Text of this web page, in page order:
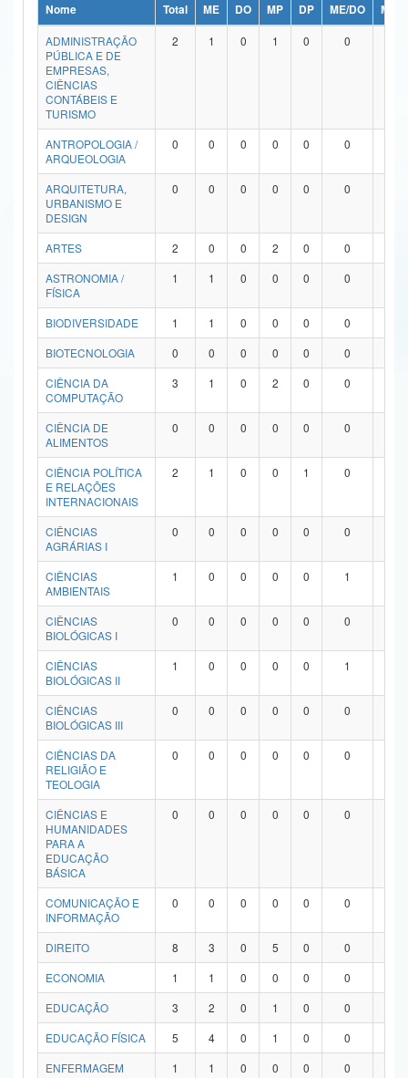
Ministério da Ciência, Tecnologia, Inovações e Comunicações
Ministério do Meio Ambiente
Ministério do Turismo
Ministério do Desenvolvimento Regional
Controladoria-Geral da União
Ministério da Mulher, da Família e dos Direitos Humanos
Secretaria de Governo
Advocacia-Geral da União
Banco Central do Brasil
Nome Total ME DO MP DP ME/DO
MP/
ADMINISTRAÇÃO
PÚBLICA E DE
EMPRESAS,
CIÊNCIAS
CONTÁBEIS E
TURISMO
2 1 0 1 0 0
ANTROPOLOGIA /
ARQUEOLOGIA
0 0 0 0 0 0
ARQUITETURA,
URBANISMO E
DESIGN
0 0 0 0 0 0
ARTES 2 0 0 2 0 0
ASTRONOMIA /
FÍSICA
1 1 0 0 0 0
BIODIVERSIDADE 1 1 0 0 0 0
BIOTECNOLOGIA
0 0 0 0 0 0
CIÊNCIA DA
COMPUTAÇÃO
3 1 0 2 0 0
CIÊNCIA DE
ALIMENTOS
0 0 0 0 0 0
CIÊNCIA POLÍTICA
E RELAÇÕES
INTERNACIONAIS
2 1 0 0 1 0
CIÊNCIAS
AGRÁRIAS I
0 0 0 0 0 0
CIÊNCIAS
AMBIENTAIS
1 0 0 0 0 1
CIÊNCIAS
BIOLÓGICAS I
0 0 0 0 0 0
CIÊNCIAS
BIOLÓGICAS II
1 0 0 0 0 1
CIÊNCIAS
BIOLÓGICAS III
0 0 0 0 0 0
CIÊNCIAS DA
RELIGIÃO E
TEOLOGIA
0 0 0 0 0 0
CIÊNCIAS E
HUMANIDADES
PARA A
EDUCAÇÃO
BÁSICA
0 0 0 0 0 0
COMUNICAÇÃO E
INFORMAÇÃO
0 0 0 0 0 0
DIREITO 8 3 0 5 0 0
ECONOMIA
1 1 0 0 0 0
EDUCAÇÃO
3 2 0 1 0 0
EDUCAÇÃO FÍSICA
5 4 0 1 0 0
ENFERMAGEM
1 1 0 0 0 0